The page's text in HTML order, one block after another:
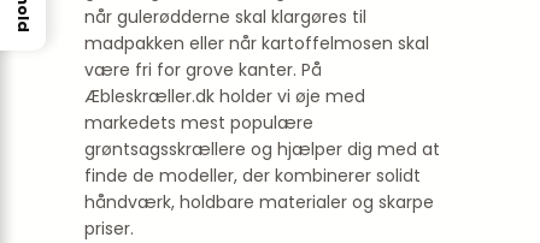
når gulerødderne skal klargøres til
madpakken eller når kartoffelmosen skal
være fri for grove kanter. På
Æbleskræller.dk holder vi øje med
markedets mest populære
grøntsagsskrællere og hjælper dig med at
finde de modeller, der kombinerer solidt
håndværk, holdbare materialer og skarpe
priser.